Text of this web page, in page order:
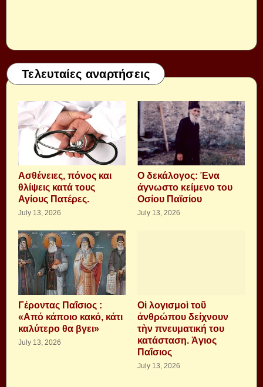
Τελευταίες αναρτήσεις
Aσθένειες, πόνος και
θλίψεις κατά τους
Αγίους Πατέρες.
July 13, 2026
Ο δεκάλογος: Ένα
άγνωστο κείμενο του
Οσίου Παϊσίου
July 13, 2026
Γέροντας Παΐσιος :
«Από κάποιο κακό, κάτι
καλύτερο θα βγει»
July 13, 2026
Οἱ λογισμοὶ τοῦ
ἀνθρώπου δείχνουν
τὴν πνευματική του
κατάσταση. Ἁγιος
Παΐσιος
July 13, 2026